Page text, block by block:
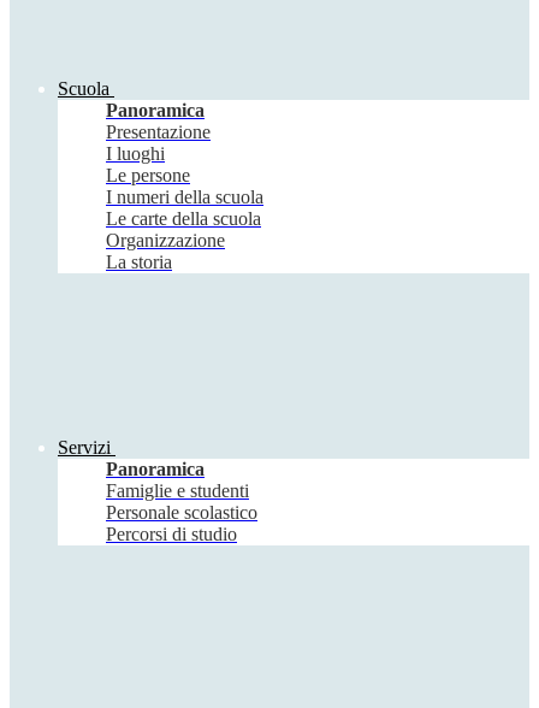
Scuola
Panoramica
Presentazione
I luoghi
Le persone
I numeri della scuola
Le carte della scuola
Organizzazione
La storia
Servizi
Panoramica
Famiglie e studenti
Personale scolastico
Percorsi di studio